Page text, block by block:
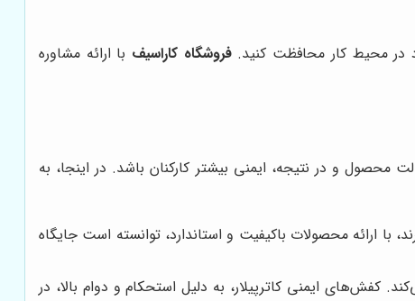
در محیط کار محافظت کنید.فروشگاه کاراسیف با ارائه مشاوره
محصول و در نتیجه، ایمنی بیشتر کارکنان باشد. در اینجا، به
با ارائه محصولات باکیفیت و استاندارد، توانسته است جایگاه
کفش‌های ایمنی کاترپیلار، به دلیل استحکام و دوام بالا، در